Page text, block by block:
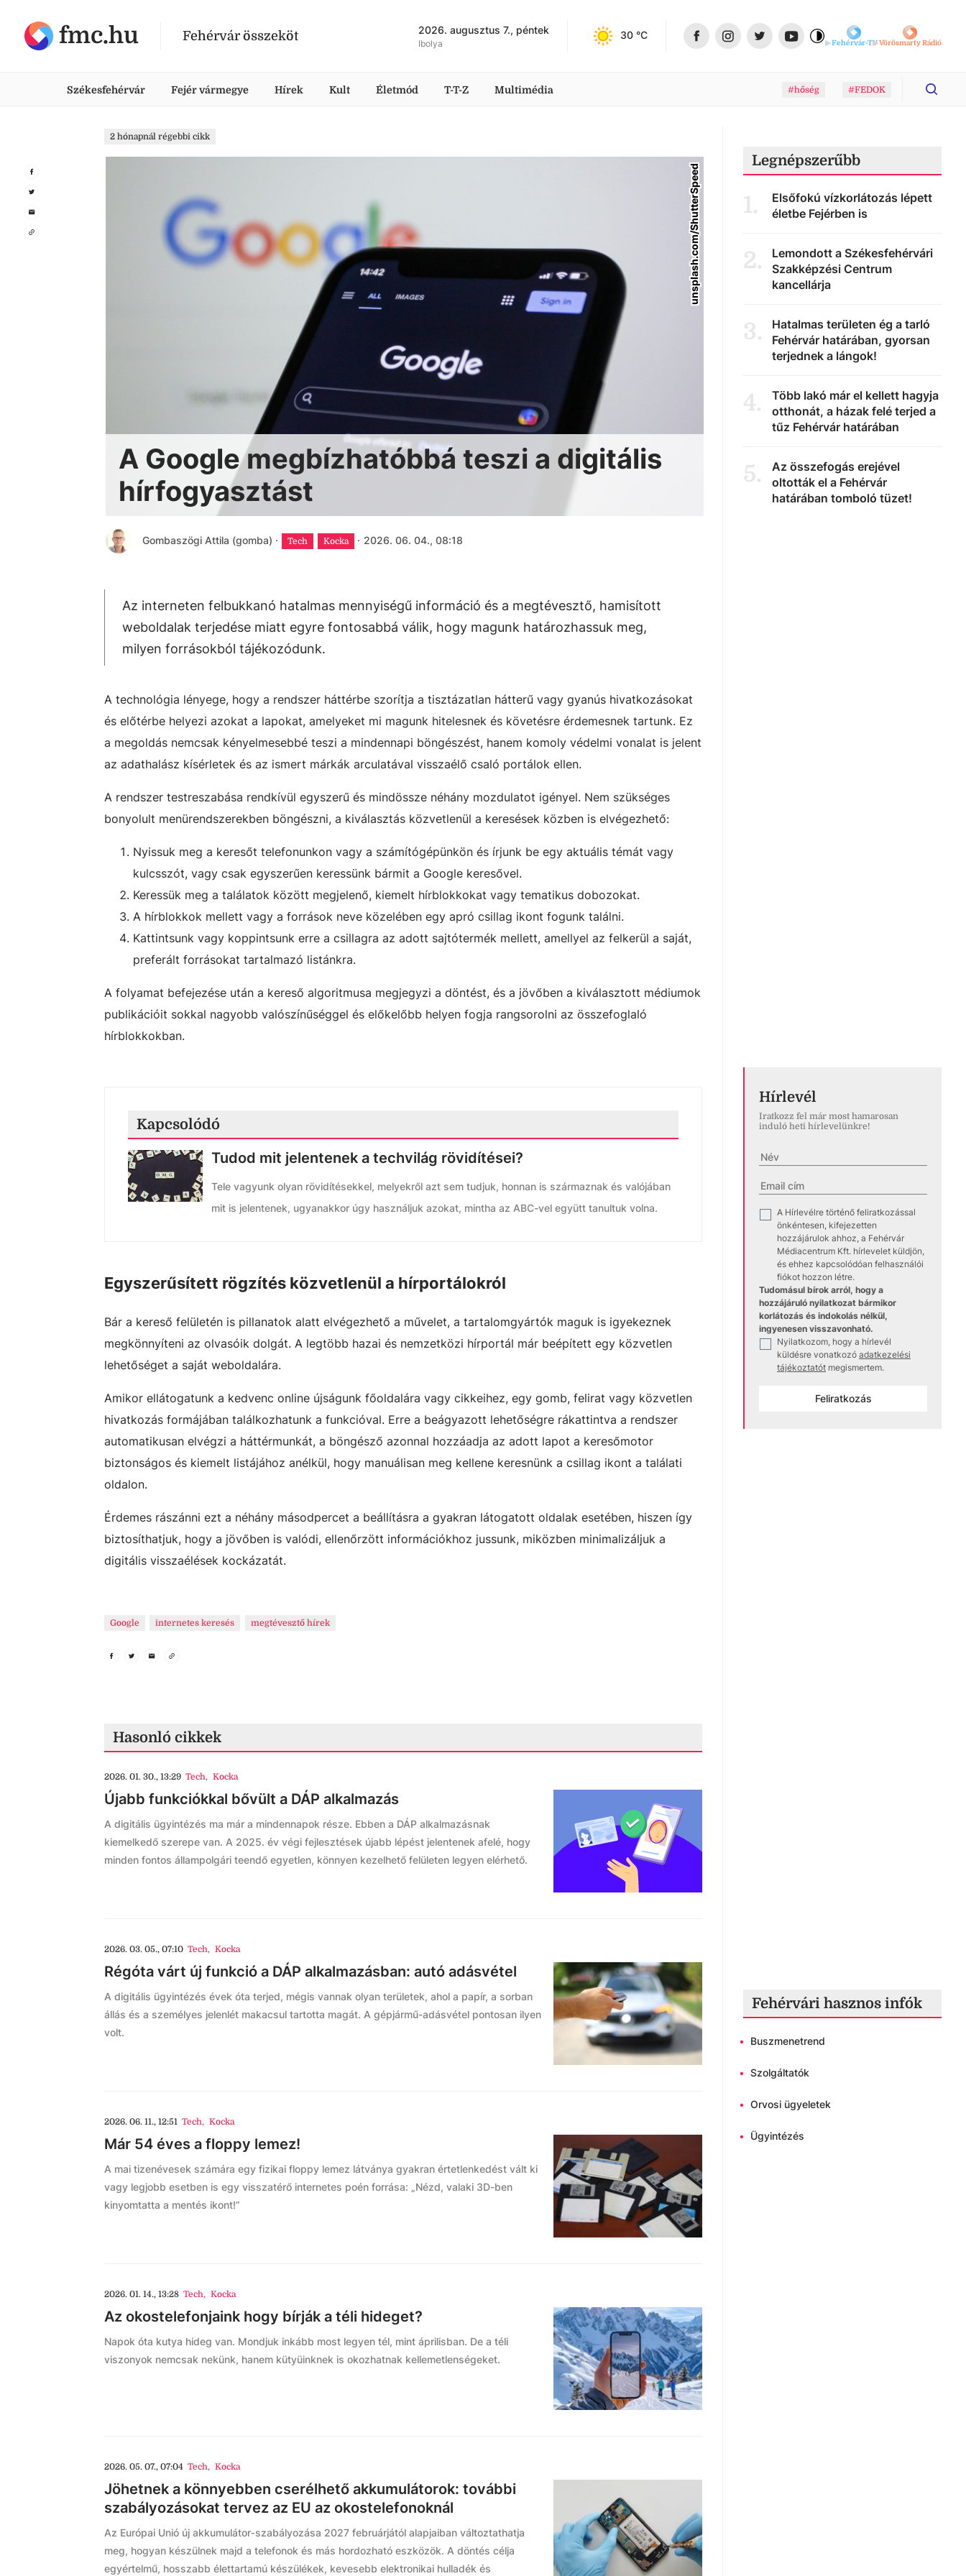
fmc.hu Fehérvár összeköt 2026. augusztus 7., péntek
Ibolya
30 °C
Fehérvár-TVVörösmarty Rádió
Székesfehérvár Fejér vármegye Hírek Kult Életmód T-T-Z Multimédia #hőség #FEDOK
2 hónapnál régebbi cikk
unsplash.com/ShutterSpeed
A Google megbízhatóbbá teszi a digitális
hírfogyasztást
Gombaszögi Attila (gomba) · Tech Kocka · 2026. 06. 04., 08:18
Az interneten felbukkanó hatalmas mennyiségű információ és a megtévesztő, hamisított
weboldalak terjedése miatt egyre fontosabbá válik, hogy magunk határozhassuk meg,
milyen forrásokból tájékozódunk.
A technológia lényege, hogy a rendszer háttérbe szorítja a tisztázatlan hátterű vagy gyanús hivatkozásokat
és előtérbe helyezi azokat a lapokat, amelyeket mi magunk hitelesnek és követésre érdemesnek tartunk. Ez
a megoldás nemcsak kényelmesebbé teszi a mindennapi böngészést, hanem komoly védelmi vonalat is jelent
az adathalász kísérletek és az ismert márkák arculatával visszaélő csaló portálok ellen.
A rendszer testreszabása rendkívül egyszerű és mindössze néhány mozdulatot igényel. Nem szükséges
bonyolult menürendszerekben böngészni, a kiválasztás közvetlenül a keresések közben is elvégezhető:
Nyissuk meg a keresőt telefonunkon vagy a számítógépünkön és írjunk be egy aktuális témát vagy
kulcsszót, vagy csak egyszerűen keressünk bármit a Google keresővel.
Keressük meg a találatok között megjelenő, kiemelt hírblokkokat vagy tematikus dobozokat.
A hírblokkok mellett vagy a források neve közelében egy apró csillag ikont fogunk találni.
Kattintsunk vagy koppintsunk erre a csillagra az adott sajtótermék mellett, amellyel az felkerül a saját,
preferált forrásokat tartalmazó listánkra.
A folyamat befejezése után a kereső algoritmusa megjegyzi a döntést, és a jövőben a kiválasztott médiumok
publikációit sokkal nagyobb valószínűséggel és előkelőbb helyen fogja rangsorolni az összefoglaló
hírblokkokban.
Kapcsolódó
Tudod mit jelentenek a techvilág rövidítései?
Tele vagyunk olyan rövidítésekkel, melyekről azt sem tudjuk, honnan is származnak és valójában
mit is jelentenek, ugyanakkor úgy használjuk azokat, mintha az ABC-vel együtt tanultuk volna.
Egyszerűsített rögzítés közvetlenül a hírportálokról
Bár a kereső felületén is pillanatok alatt elvégezhető a művelet, a tartalomgyártók maguk is igyekeznek
megkönnyíteni az olvasóik dolgát. A legtöbb hazai és nemzetközi hírportál már beépített egy közvetlen
lehetőséget a saját weboldalára.
Amikor ellátogatunk a kedvenc online újságunk főoldalára vagy cikkeihez, egy gomb, felirat vagy közvetlen
hivatkozás formájában találkozhatunk a funkcióval. Erre a beágyazott lehetőségre rákattintva a rendszer
automatikusan elvégzi a háttérmunkát, a böngésző azonnal hozzáadja az adott lapot a keresőmotor
biztonságos és kiemelt listájához anélkül, hogy manuálisan meg kellene keresnünk a csillag ikont a találati
oldalon.
Érdemes rászánni ezt a néhány másodpercet a beállításra a gyakran látogatott oldalak esetében, hiszen így
biztosíthatjuk, hogy a jövőben is valódi, ellenőrzött információkhoz jussunk, miközben minimalizáljuk a
digitális visszaélések kockázatát.
Google internetes keresés megtévesztő hírek
Hasonló cikkek
2026. 01. 30., 13:29 Tech, Kocka
Újabb funkciókkal bővült a DÁP alkalmazás
A digitális ügyintézés ma már a mindennapok része. Ebben a DÁP alkalmazásnak
kiemelkedő szerepe van. A 2025. év végi fejlesztések újabb lépést jelentenek afelé, hogy
minden fontos állampolgári teendő egyetlen, könnyen kezelhető felületen legyen elérhető.
2026. 03. 05., 07:10 Tech, Kocka
Régóta várt új funkció a DÁP alkalmazásban: autó adásvétel
A digitális ügyintézés évek óta terjed, mégis vannak olyan területek, ahol a papír, a sorban
állás és a személyes jelenlét makacsul tartotta magát. A gépjármű-adásvétel pontosan ilyen
volt.
2026. 06. 11., 12:51 Tech, Kocka
Már 54 éves a floppy lemez!
A mai tizenévesek számára egy fizikai floppy lemez látványa gyakran értetlenkedést vált ki
vagy legjobb esetben is egy visszatérő internetes poén forrása: „Nézd, valaki 3D-ben
kinyomtatta a mentés ikont!”
2026. 01. 14., 13:28 Tech, Kocka
Az okostelefonjaink hogy bírják a téli hideget?
Napok óta kutya hideg van. Mondjuk inkább most legyen tél, mint áprilisban. De a téli
viszonyok nemcsak nekünk, hanem kütyüinknek is okozhatnak kellemetlenségeket.
2026. 05. 07., 07:04 Tech, Kocka
Jöhetnek a könnyebben cserélhető akkumulátorok: további
szabályozásokat tervez az EU az okostelefonoknál
Az Európai Unió új akkumulátor‑szabályozása 2027 februárjától alapjaiban változtathatja
meg, hogyan készülnek majd a telefonok és más hordozható eszközök. A döntés célja
egyértelmű, hosszabb élettartamú készülékek, kevesebb elektronikai hulladék és
Legnépszerűbb
1.
Elsőfokú vízkorlátozás lépett
életbe Fejérben is
2.
Lemondott a Székesfehérvári
Szakképzési Centrum
kancellárja
3.
Hatalmas területen ég a tarló
Fehérvár határában, gyorsan
terjednek a lángok!
4.
Több lakó már el kellett hagyja
otthonát, a házak felé terjed a
tűz Fehérvár határában
5.
Az összefogás erejével
oltották el a Fehérvár
határában tomboló tüzet!
Hírlevél
Iratkozz fel már most hamarosan
induló heti hírlevelünkre!
✓
A Hírlevélre történő feliratkozással
önkéntesen, kifejezetten
hozzájárulok ahhoz, a Fehérvár
Médiacentrum Kft. hírlevelet küldjön,
és ehhez kapcsolódóan felhasználói
fiókot hozzon létre.
Tudomásul bírok arról, hogy a
hozzájáruló nyilatkozat bármikor
korlátozás és indokolás nélkül,
ingyenesen visszavonható.
✓
Nyilatkozom, hogy a hírlevél
küldésre vonatkozó adatkezelési
tájékoztatót megismertem.
Feliratkozás
Fehérvári hasznos infók
• Buszmenetrend
• Szolgáltatók
• Orvosi ügyeletek
• Ügyintézés